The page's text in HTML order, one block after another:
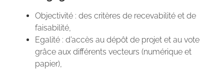
Objectivité : des critères de recevabilité et de
faisabilité,
Egalité : d’accès au dépôt de projet et au vote
grâce aux différents vecteurs (numérique et
papier),